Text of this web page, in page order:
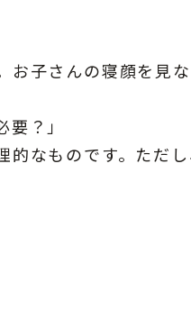
子さんの寝顔を見
？」
なものです。ただ